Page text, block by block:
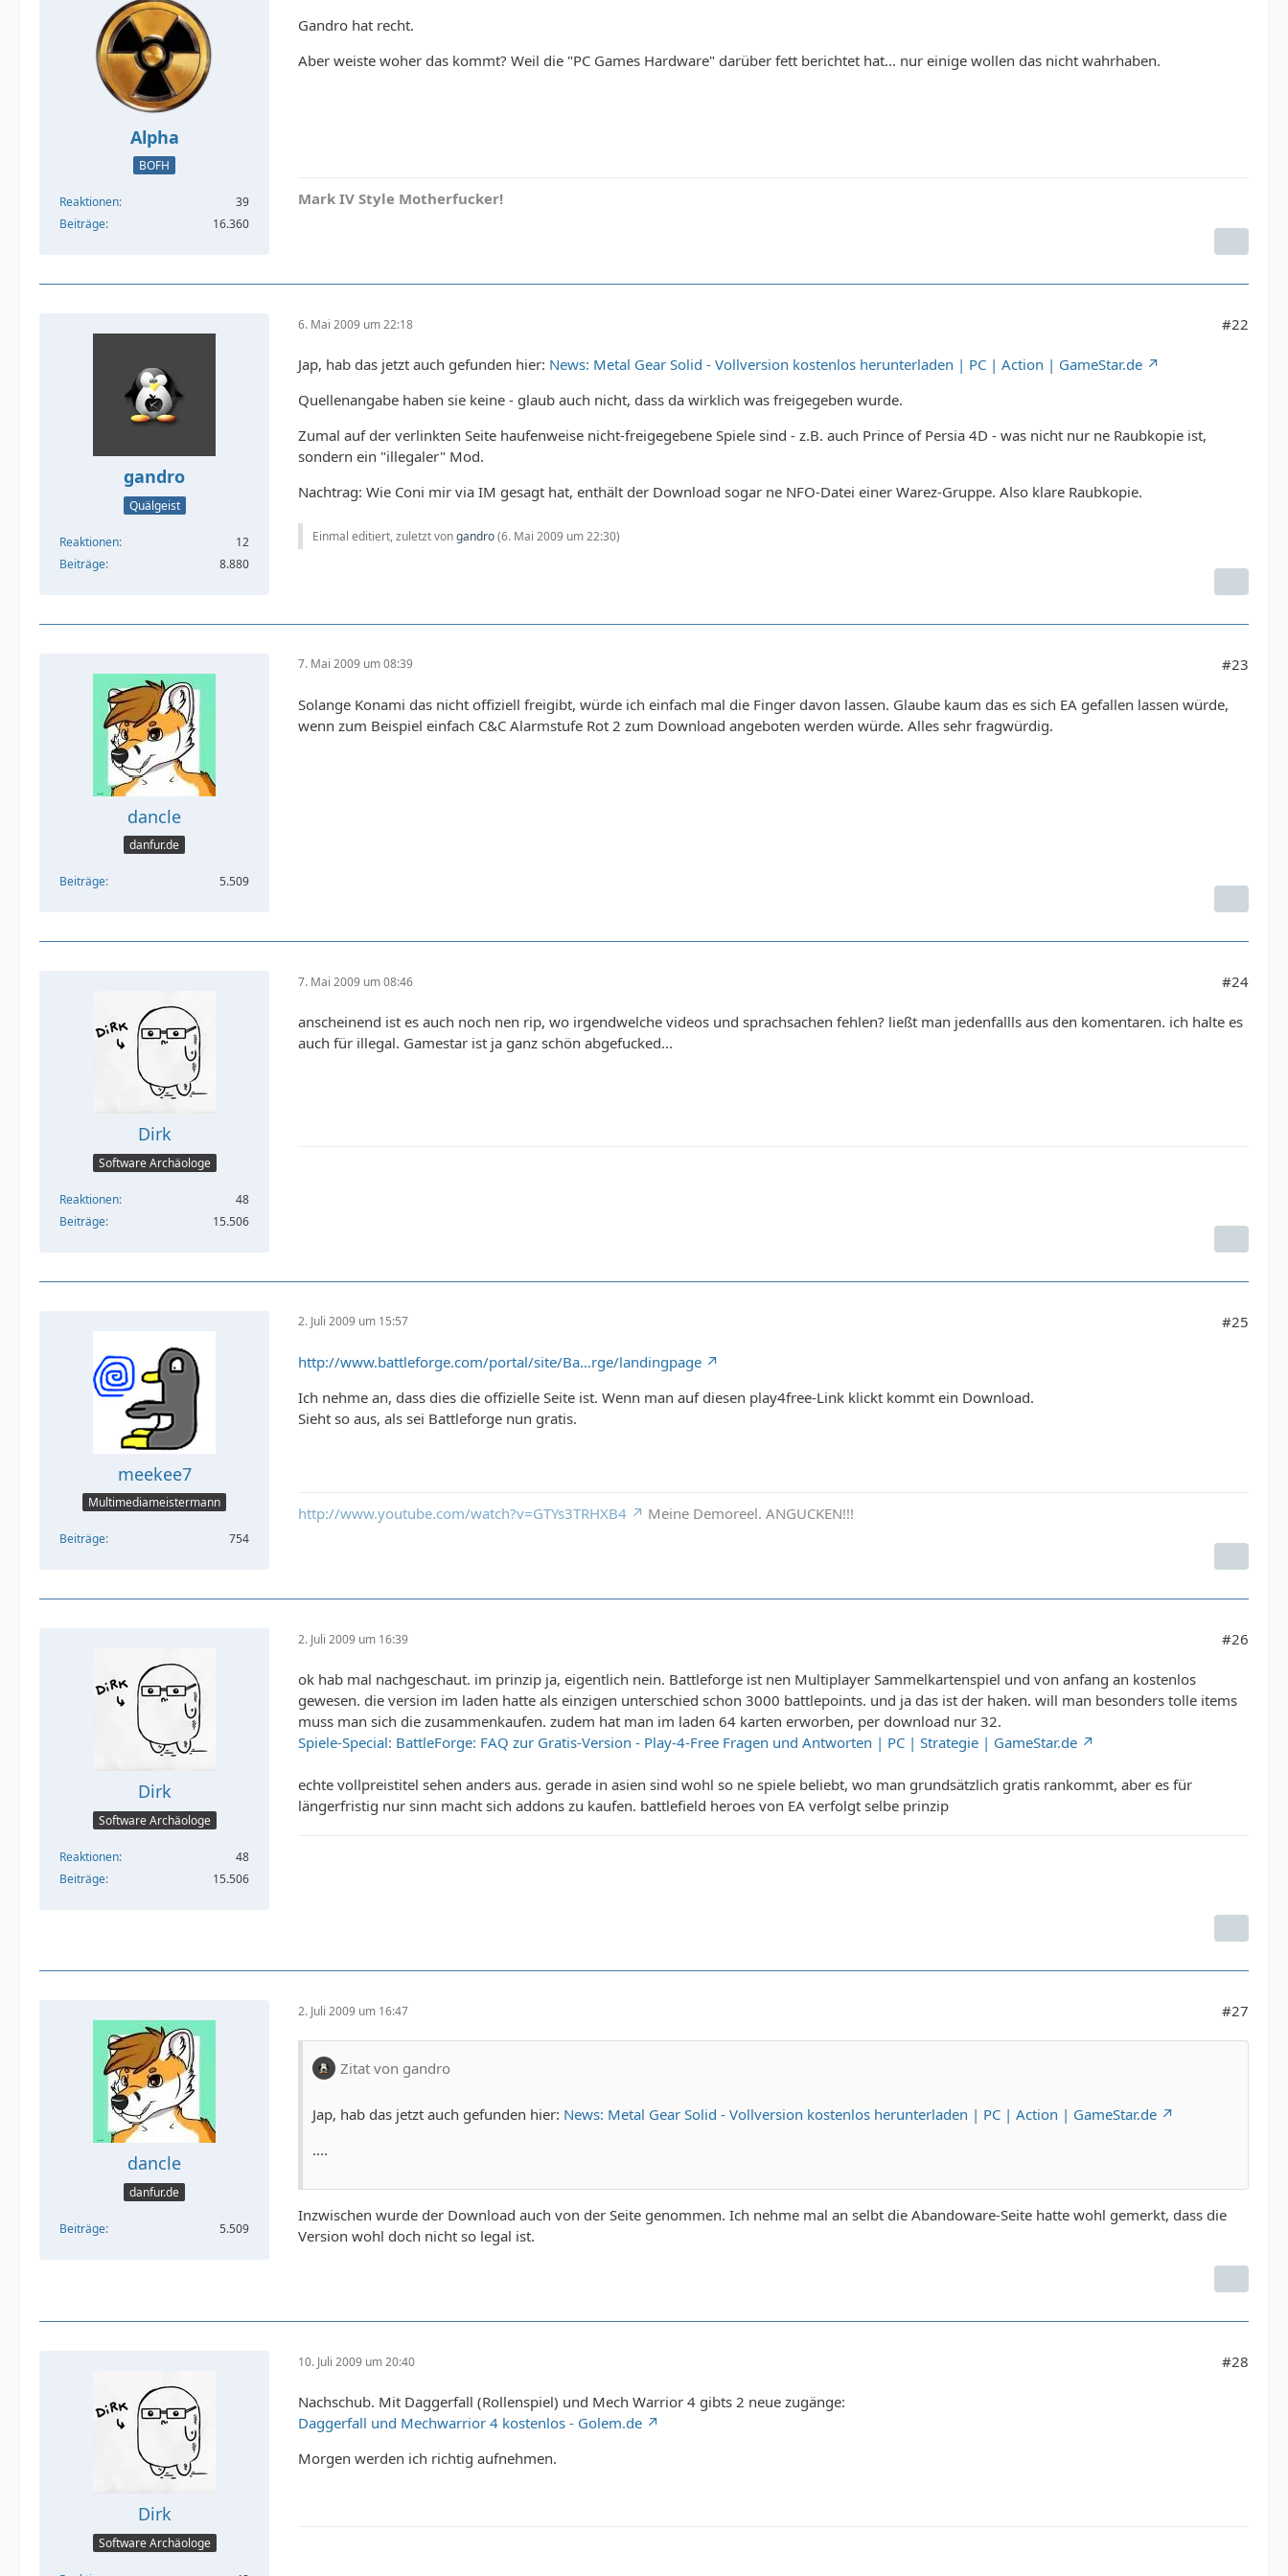
Alpha
BOFH
Reaktionen
39
Beiträge
16.360
Gandro hat recht.
Aber weiste woher das kommt? Weil die "PC Games Hardware" darüber fett berichtet hat... nur einige wollen das nicht wahrhaben.
Mark IV Style Motherfucker!
gandro
Quälgeist
Reaktionen
12
Beiträge
8.880
6. Mai 2009 um 22:18 #22
Jap, hab das jetzt auch gefunden hier: News: Metal Gear Solid - Vollversion kostenlos herunterladen | PC | Action | GameStar.de
Quellenangabe haben sie keine - glaub auch nicht, dass da wirklich was freigegeben wurde.
Zumal auf der verlinkten Seite haufenweise nicht-freigegebene Spiele sind - z.B. auch Prince of Persia 4D - was nicht nur ne Raubkopie ist,
sondern ein "illegaler" Mod.
Nachtrag: Wie Coni mir via IM gesagt hat, enthält der Download sogar ne NFO-Datei einer Warez-Gruppe. Also klare Raubkopie.
Einmal editiert, zuletzt vongandro(6. Mai 2009 um 22:30)
dancle
danfur.de
Beiträge 5.509
7. Mai 2009 um 08:39 #23
Solange Konami das nicht offiziell freigibt, würde ich einfach mal die Finger davon lassen. Glaube kaum das es sich EA gefallen lassen würde,
wenn zum Beispiel einfach C&C Alarmstufe Rot 2 zum Download angeboten werden würde. Alles sehr fragwürdig.
Dirk
Software Archäologe
Reaktionen
48
Beiträge
15.506
7. Mai 2009 um 08:46 #24
anscheinend ist es auch noch nen rip, wo irgendwelche videos und sprachsachen fehlen? ließt man jedenfallls aus den komentaren. ich halte es
auch für illegal. Gamestar ist ja ganz schön abgefucked...
meekee7
Multimediameistermann
Beiträge 754
2. Juli 2009 um 15:57 #25
http://www.battleforge.com/portal/site/Ba…rge/landingpage
Ich nehme an, dass dies die offizielle Seite ist. Wenn man auf diesen play4free-Link klickt kommt ein Download.
Sieht so aus, als sei Battleforge nun gratis.
http://www.youtube.com/watch?v=GTYs3TRHXB4 Meine Demoreel. ANGUCKEN!!!
Dirk
Software Archäologe
Reaktionen
48
Beiträge
15.506
2. Juli 2009 um 16:39 #26
ok hab mal nachgeschaut. im prinzip ja, eigentlich nein. Battleforge ist nen Multiplayer Sammelkartenspiel und von anfang an kostenlos
gewesen. die version im laden hatte als einzigen unterschied schon 3000 battlepoints. und ja das ist der haken. will man besonders tolle items
muss man sich die zusammenkaufen. zudem hat man im laden 64 karten erworben, per download nur 32.
Spiele-Special: BattleForge: FAQ zur Gratis-Version - Play-4-Free Fragen und Antworten | PC | Strategie | GameStar.de
echte vollpreistitel sehen anders aus. gerade in asien sind wohl so ne spiele beliebt, wo man grundsätzlich gratis rankommt, aber es für
längerfristig nur sinn macht sich addons zu kaufen. battlefield heroes von EA verfolgt selbe prinzip
dancle
danfur.de
Beiträge 5.509
2. Juli 2009 um 16:47 #27
Zitat von gandro
Jap, hab das jetzt auch gefunden hier: News: Metal Gear Solid - Vollversion kostenlos herunterladen | PC | Action | GameStar.de
....
Inzwischen wurde der Download auch von der Seite genommen. Ich nehme mal an selbt die Abandoware-Seite hatte wohl gemerkt, dass die
Version wohl doch nicht so legal ist.
Dirk
Software Archäologe
10. Juli 2009 um 20:40 #28
Nachschub. Mit Daggerfall (Rollenspiel) und Mech Warrior 4 gibts 2 neue zugänge:
Daggerfall und Mechwarrior 4 kostenlos - Golem.de
Morgen werden ich richtig aufnehmen.